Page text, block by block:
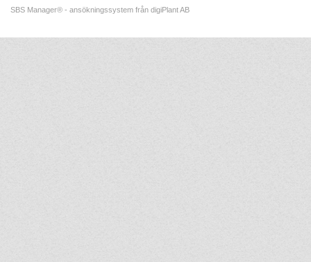
SBS Manager® - ansökningssystem från digiPlant AB